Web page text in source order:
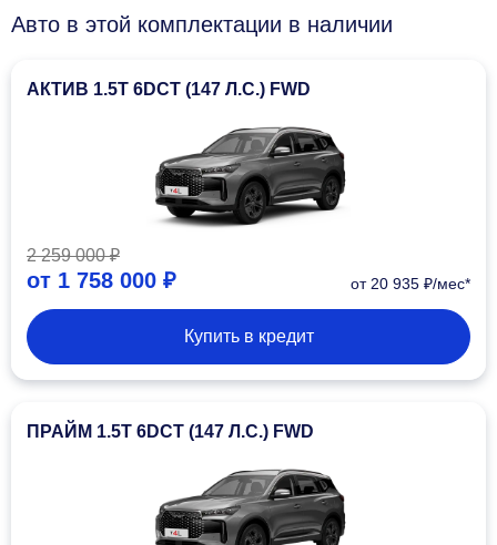
Авто в этой комплектации в наличии
АКТИВ 1.5T 6DCT (147 Л.С.) FWD
2 259 000 ₽
от 1 758 000 ₽ от 20 935 ₽/мес*
Купить в кредит
ПРАЙМ 1.5T 6DCT (147 Л.С.) FWD